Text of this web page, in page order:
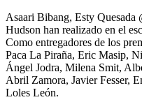
Asaari Bibang, Esty Quesada
Hudson han realizado en el
Como entregadores de los
Paca La Piraña, Eric Masip,
Ángel Jodra, Milena Smit,
Abril Zamora, Javier Fesser,
Loles León.